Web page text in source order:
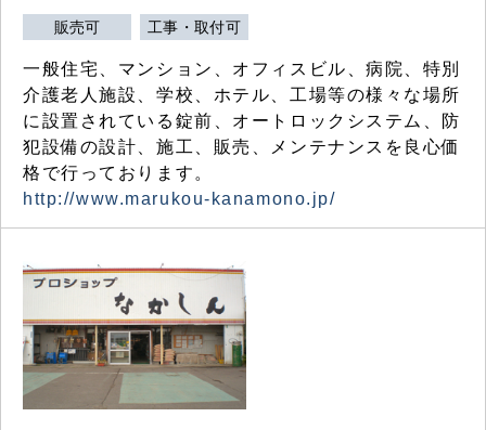
販売可 工事・取付可
一般住宅、マンション、オフィスビル、病院、特別
介護老人施設、学校、ホテル、工場等の様々な場所
に設置されている錠前、オートロックシステム、防
犯設備の設計、施工、販売、メンテナンスを良心価
格で行っております。
http://www.marukou-kanamono.jp/